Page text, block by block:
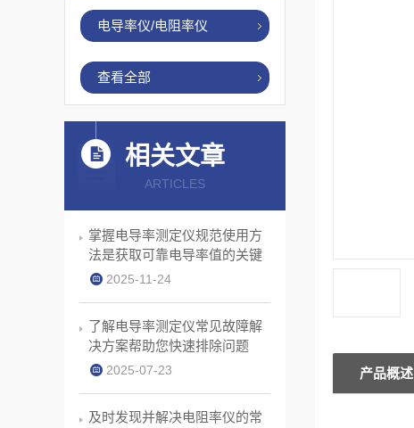
产品概述
电导率仪/电阻率仪
查看全部
相关文章
ARTICLES
掌握电导率测定仪规范使用方
法是获取可靠电导率值的关键
2025-11-24
了解电导率测定仪常见故障解
决方案帮助您快速排除问题
2025-07-23
及时发现并解决电阻率仪的常